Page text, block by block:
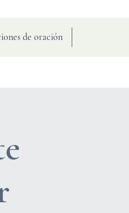
de oración